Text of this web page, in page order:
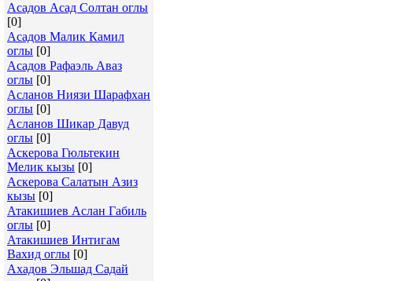
Асадов Асад Солтан оглы
[0]
Асадов Малик Камил
оглы [0]
Асадов Рафаэль Аваз
оглы [0]
Асланов Ниязи Шарафхан
оглы [0]
Асланов Шикар Давуд
оглы [0]
Аскерова Гюльтекин
Мелик кызы [0]
Аскерова Салатын Азиз
кызы [0]
Атакишиев Аслан Габиль
оглы [0]
Атакишиев Интигам
Вахид оглы [0]
Ахадов Эльшад Садай